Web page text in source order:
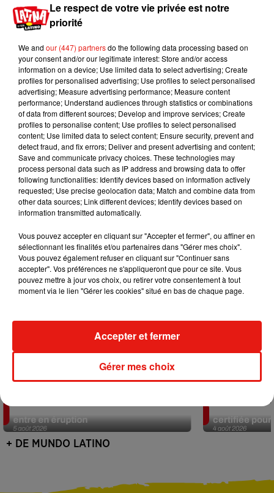
5 août 2026
Benny Blanco invite Selena Gomez et
Becky G sur son nouveau single
31 juillet 2026
Escapade à
+ DE MUSIQUE
Mundo Latino
5 août 2026
Au Guatemala, le volcan de Fuego
entre en éruption
4 août 2026
Au Portugal,
certifiée pour
+ DE MUNDO LATINO
Le respect de votre vie privée est notre
priorité
We and our (447) partnersdo the following data processing based on
your consent and/or our legitimate interest: Store and/or access
information on a device; Use limited data to select advertising; Create
profiles for personalised advertising; Use profiles to select personalised
advertising; Measure advertising performance; Measure content
performance; Understand audiences through statistics or combinations
of data from different sources; Develop and improve services; Create
profiles to personalise content; Use profiles to select personalised
content; Use limited data to select content; Ensure security, prevent and
detect fraud, and fix errors; Deliver and present advertising and content;
Save and communicate privacy choices. These technologies may
process personal data such as IP address and browsing data to offer
following functionalities: Identify devices based on information actively
requested; Use precise geolocation data; Match and combine data from
other data sources; Link different devices; Identify devices based on
information transmitted automatically.
Vous pouvez accepter en cliquant sur "Accepter et fermer", ou affiner en
sélectionnant les finalités et/ou partenaires dans "Gérer mes choix".
Vous pouvez également refuser en cliquant sur "Continuer sans
accepter". Vos préférences ne s'appliqueront que pour ce site. Vous
pouvez mettre à jour vos choix, ou retirer votre consentement à tout
moment via le lien "Gérer les cookies" situé en bas de chaque page.
Gérer mes choix
Accepter et fermer